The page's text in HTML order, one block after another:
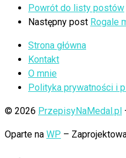
Powrót do listy postów
Następny post Rogale
Strona główna
Kontakt
O mnie
Polityka prywatności i
© 2026 PrzepisyNaMedal.pl
Oparte na WP –